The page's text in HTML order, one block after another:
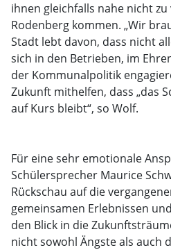
ihnen gleichfalls nahe nicht zu
Rodenberg kommen. „Wir
Stadt lebt davon, dass nicht
sich in den Betrieben, im
der Kommunalpolitik
Zukunft mithelfen, dass „das
auf Kurs bleibt“, so Wolf.
Für eine sehr emotionale
Schülersprecher Maurice
Rückschau auf die
gemeinsamen Erlebnissen
den Blick in die
nicht sowohl Ängste als auch